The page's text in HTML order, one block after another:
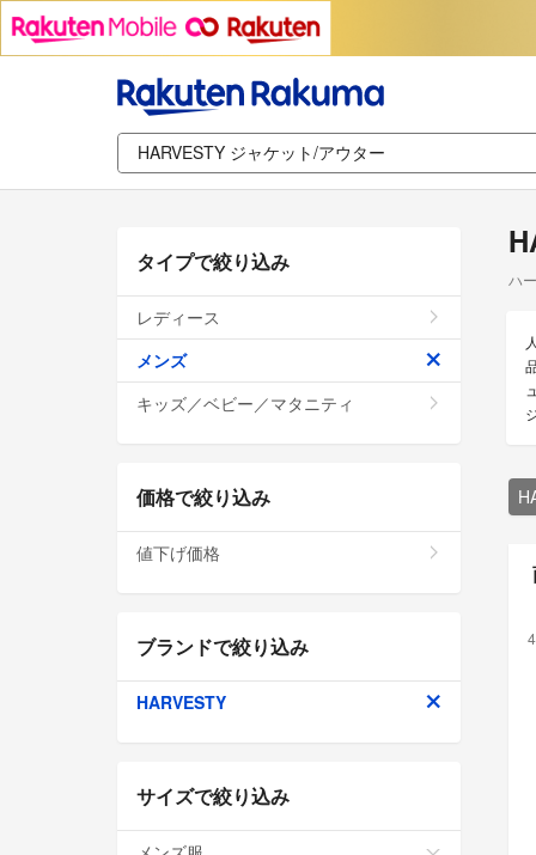
ハ
タイプで絞り込み
レディース
メンズ
キッズ／ベビー／マタニティ
価格で絞り込み
値下げ価格
ブランドで絞り込み
HARVESTY
サイズで絞り込み